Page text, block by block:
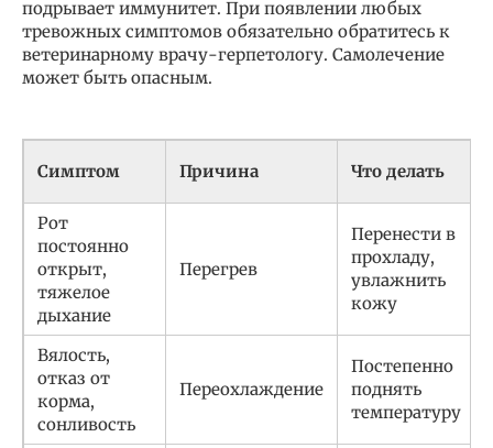
подрывает иммунитет. При появлении любых
тревожных симптомов обязательно обратитесь к
ветеринарному врачу-герпетологу. Самолечение
может быть опасным.
Симптом Причина Что делать
Рот
постоянно
открыт,
тяжелое
дыхание
Перегрев
Перенести в
прохладу,
увлажнить
кожу
Вялость,
отказ от
корма,
сонливость
Переохлаждение
Постепенно
поднять
температуру